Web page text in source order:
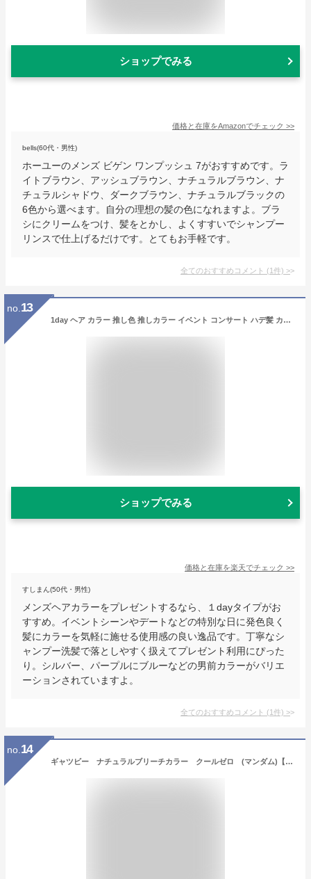
ショップでみる
価格と在庫をAmazonでチェック >>
bells(60代・男性)
ホーユーのメンズ ビゲン ワンプッシュ 7がおすすめです。ラ
イトブラウン、アッシュブラウン、ナチュラルブラウン、ナ
チュラルシャドウ、ダークブラウン、ナチュラルブラックの
6色から選べます。自分の理想の髪の色になれますよ。ブラ
シにクリームをつけ、髪をとかし、よくすすいでシャンプー
リンスで仕上げるだけです。とてもお手軽です。
全てのおすすめコメント (1件) >
no. 13
1day ヘア カラー 推し色 推しカラー イベント コンサート ハデ髪 カラーワックス 10g 1日だけ 使い切りタイプ すぐに 洗い流せる ヘアカラー おし色 1日だけ ワンデー 派手髪 ハロウィン コスプレ メンズ レディース 白髪隠し【メール便】
ショップでみる
価格と在庫を楽天でチェック >>
すしまん(50代・男性)
メンズヘアカラーをプレゼントするなら、１dayタイプがお
すすめ。イベントシーンやデートなどの特別な日に発色良く
髪にカラーを気軽に施せる使用感の良い逸品です。丁寧なシ
ャンプー洗髪で落としやすく扱えてプレゼント利用にぴった
り。シルバー、パープルにブルーなどの男前カラーがバリエ
ーションされていますよ。
全てのおすすめコメント (1件) >
no. 14
ギャツビー ナチュラルブリーチカラー クールゼロ (マンダム)【MEN'S】【メンズ/ヘアカラー】